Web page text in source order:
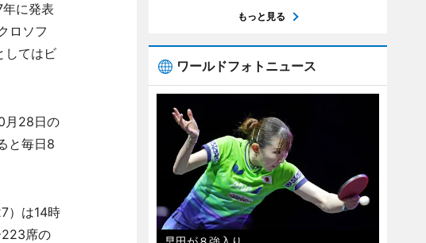
に発表
ロソフ
してはビ
月28日の
と毎日8
）は14時
席の
もっと見る
ワールドフォトニュース